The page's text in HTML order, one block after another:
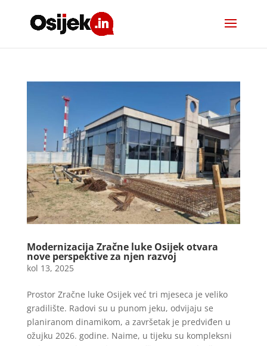
Modernizacija Zračne luke Osijek otvara
nove perspektive za njen razvoj
kol 13, 2025
Prostor Zračne luke Osijek već tri mjeseca je veliko
gradilište. Radovi su u punom jeku, odvijaju se
planiranom dinamikom, a završetak je predviđen u
ožujku 2026. godine. Naime, u tijeku su kompleksni